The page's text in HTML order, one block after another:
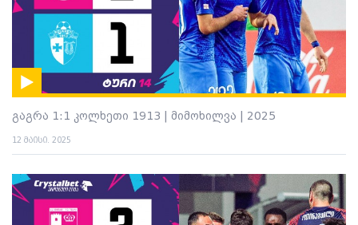
გაგრა 1:1 კოლხეთი 1913 | მიმოხილვა | 2025
12 მაისი. 2025